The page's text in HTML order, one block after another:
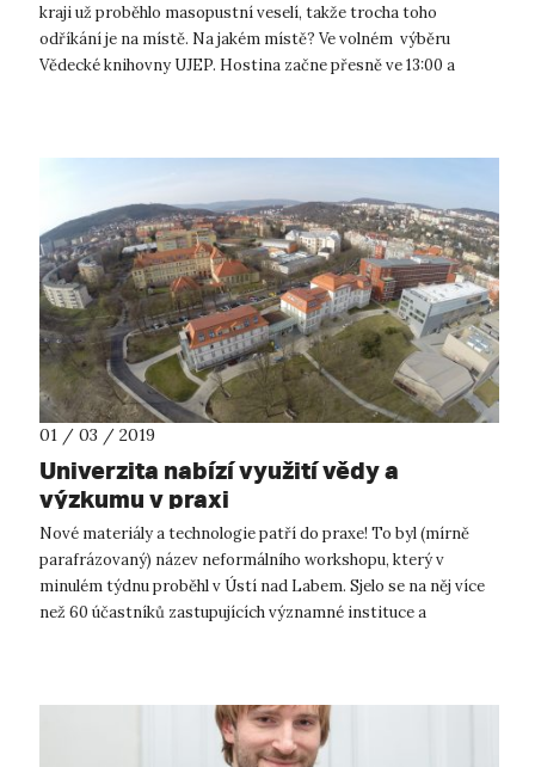
kraji už proběhlo masopustní veselí, takže trocha toho
odříkání je na místě. Na jakém místě? Ve volném výběru
Vědecké knihovny UJEP. Hostina začne přesně ve 13:00 a
01 / 03 / 2019
Univerzita nabízí využití vědy a
výzkumu v praxi
Nové materiály a technologie patří do praxe! To byl (mírně
parafrázovaný) název neformálního workshopu, který v
minulém týdnu proběhl v Ústí nad Labem. Sjelo se na něj více
než 60 účastníků zastupujících významné instituce a